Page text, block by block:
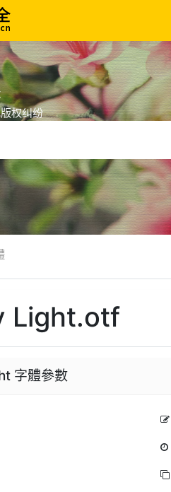
权纠纷
Light.otf
字體參數